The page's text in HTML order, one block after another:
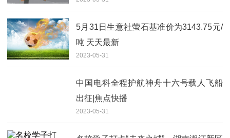
5月31日生意社萤石基准价为3143.75元/
吨 天天最新
2023-05-31
中国电科全程护航神舟十六号载人飞船
出征|焦点快播
2023-05-31